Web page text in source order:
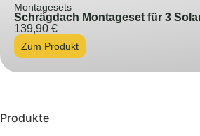
Montagesets
Schrägdach Montageset für 3
139,90 €
Zum Produkt
Produkte